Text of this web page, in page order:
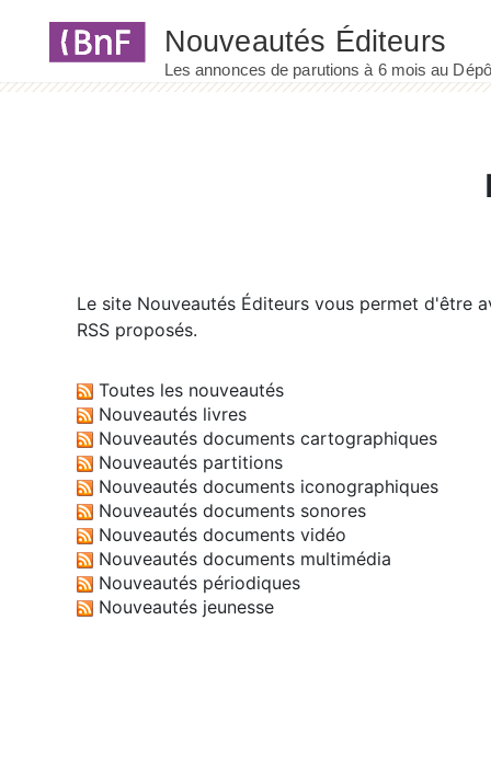
Le site Nouveautés Éditeurs vous permet d'être
RSS proposés.
Toutes les nouveautés
Nouveautés livres
Nouveautés documents cartographiques
Nouveautés partitions
Nouveautés documents iconographiques
Nouveautés documents sonores
Nouveautés documents vidéo
Nouveautés documents multimédia
Nouveautés périodiques
Nouveautés jeunesse